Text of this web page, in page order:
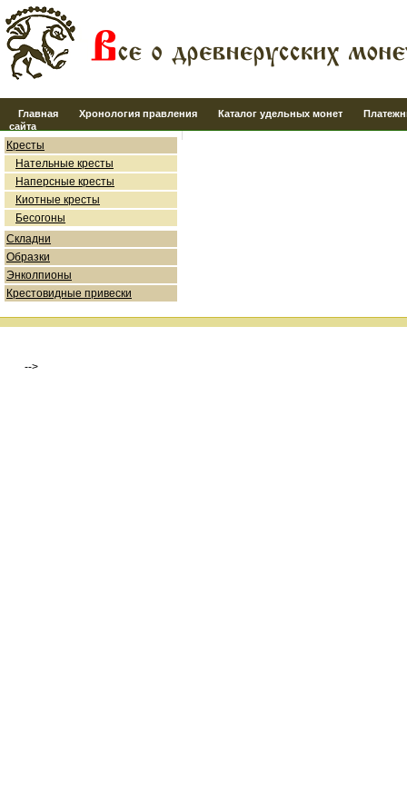
Главная Хронология правления Каталог удельных монет
сайта
Кресты
Нательные кресты
Наперсные кресты
Киотные кресты
Бесогоны
Складни
Образки
Энколпионы
Крестовидные привески
-->